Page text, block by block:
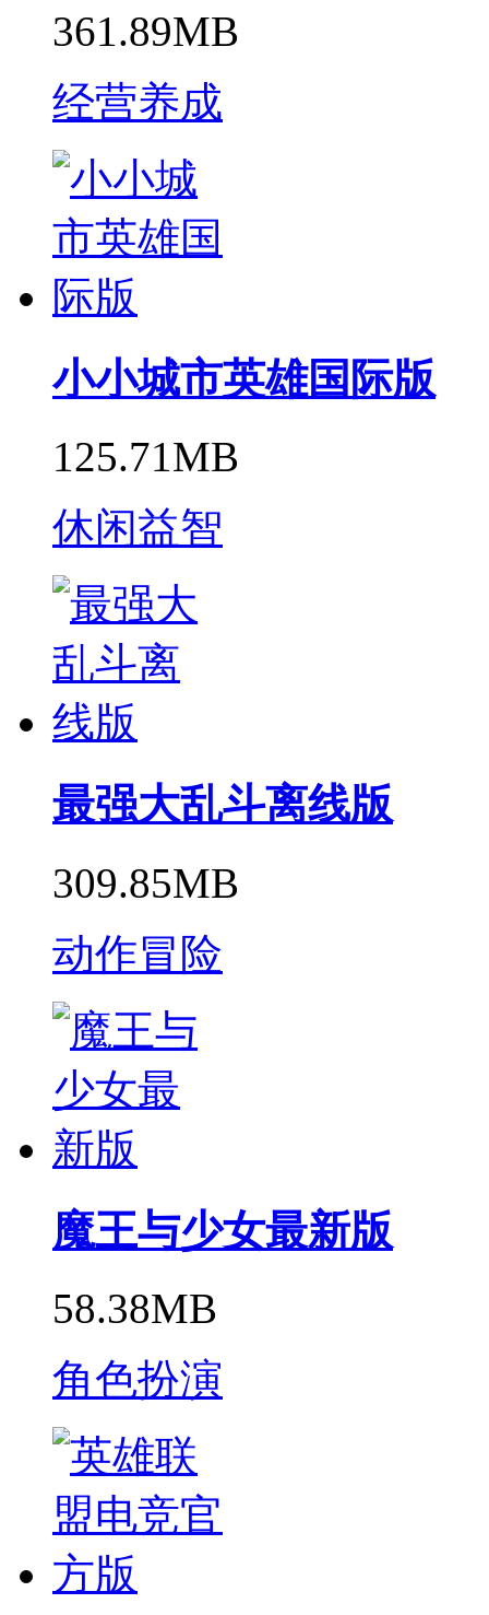
361.89MB
经营养成
小小城市英雄国际版
125.71MB
休闲益智
最强大乱斗离线版
309.85MB
动作冒险
魔王与少女最新版
58.38MB
角色扮演